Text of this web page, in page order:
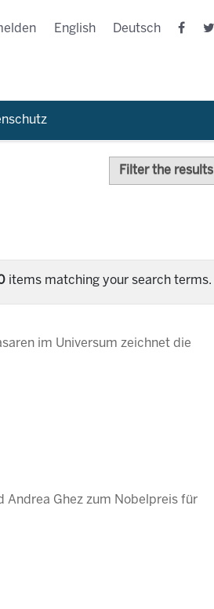
English Deutsch
Filter the results
items matching your search terms.
im Universum zeichnet die
Andrea Ghez zum Nobelpreis für